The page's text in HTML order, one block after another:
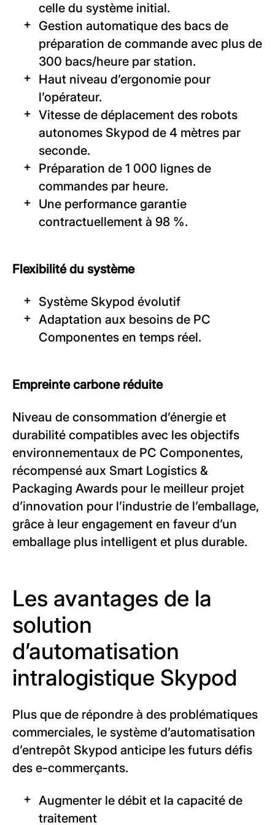
celle du système initial.
Gestion automatique des bacs de
préparation de commande avec plus de
300 bacs/heure par station.
Haut niveau d’ergonomie pour
l’opérateur.
Vitesse de déplacement des robots
autonomes Skypod de 4 mètres par
seconde.
Préparation de 1 000 lignes de
commandes par heure.
Une performance garantie
contractuellement à 98 %.
Flexibilité du système
Système Skypod évolutif
Adaptation aux besoins de PC
Componentes en temps réel.
Empreinte carbone réduite
Niveau de consommation d’énergie et
durabilité compatibles avec les objectifs
environnementaux de PC Componentes,
récompensé aux Smart Logistics &
Packaging Awards pour le meilleur projet
d’innovation pour l’industrie de l’emballage,
grâce à leur engagement en faveur d’un
emballage plus intelligent et plus durable.
Les avantages de la
solution
d’automatisation
intralogistique Skypod
Plus que de répondre à des problématiques
commerciales, le système d’automatisation
d’entrepôt Skypod anticipe les futurs défis
des e-commerçants.
Augmenter le débit et la capacité de
traitement